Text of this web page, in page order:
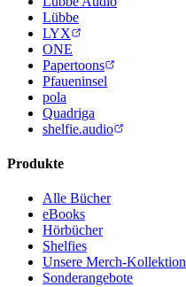
Lübbe
LYX
ONE
Papertoons
Pfaueninsel
pola
Quadriga
shelfie.audio
Produkte
Alle Bücher
eBooks
Hörbücher
Shelfies
Unsere Merch-Kollektion
Sonderangebote